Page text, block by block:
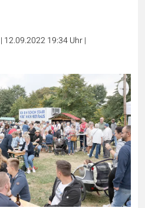
| 12.09.2022 19:34 Uhr|